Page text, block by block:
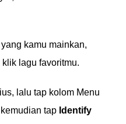
kamu mainkan,
lagu favoritmu.
lalu tap kolom Menu
tap Identify